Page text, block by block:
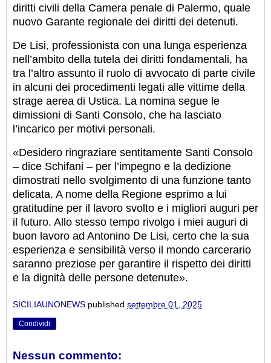
diritti civili della Camera penale di Palermo, quale
nuovo Garante regionale dei diritti dei detenuti.
De Lisi, professionista con una lunga esperienza
nell’ambito della tutela dei diritti fondamentali, ha
tra l’altro assunto il ruolo di avvocato di parte civile
in alcuni dei procedimenti legati alle vittime della
strage aerea di Ustica. La nomina segue le
dimissioni di Santi Consolo, che ha lasciato
l’incarico per motivi personali.
«Desidero ringraziare sentitamente Santi Consolo
– dice Schifani – per l’impegno e la dedizione
dimostrati nello svolgimento di una funzione tanto
delicata. A nome della Regione esprimo a lui
gratitudine per il lavoro svolto e i migliori auguri per
il futuro. Allo stesso tempo rivolgo i miei auguri di
buon lavoro ad Antonino De Lisi, certo che la sua
esperienza e sensibilità verso il mondo carcerario
saranno preziose per garantire il rispetto dei diritti
e la dignità delle persone detenute».
SICILIAUNONEWS published settembre 01, 2025
Condividi
Nessun commento: